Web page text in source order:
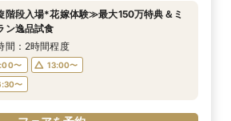
〜
12:00〜
〜
15:00〜
〜
〜
17:00〜
〜
19:00〜
フェアを予約
〜
13:00〜
〜
16:00〜
〜
〜
13:00〜
〜
17:00〜
フェアを予約
〜
13:00〜
〜
16:00〜
〜
〜
13:00〜
〜
16:00〜
〜
〜
13:00〜
〜
16:00〜
〜
段入場*花嫁体験≫最大150万特典＆ミ
ン逸品試食
間：2時間程度
〜
13:00〜
〜